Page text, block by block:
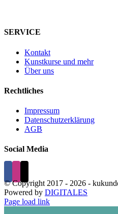
SERVICE
Kontakt
Kunstkurse und mehr
Über uns
Rechtliches
Impressum
Datenschutzerklärung
AGB
Social Media
© Copyright 2017 - 2026 -
Powered by DIGITALES
Page load link